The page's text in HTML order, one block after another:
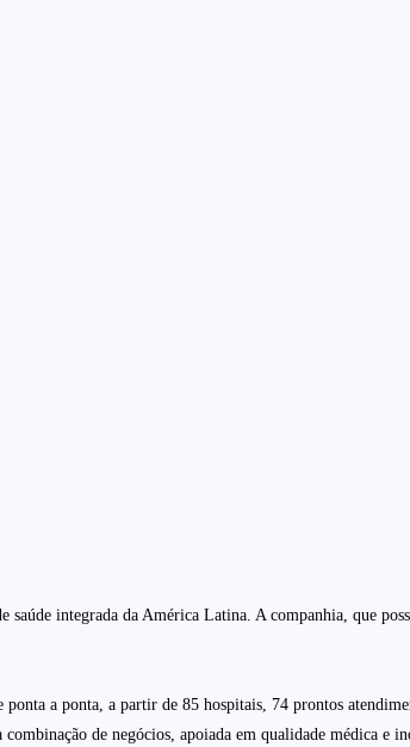
integrada da América Latina. A companhia, que
a ponta, a partir de 85 hospitais, 74 prontos
de negócios, apoiada em qualidade médica e